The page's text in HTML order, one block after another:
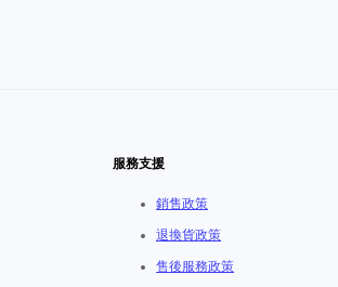
服務支援
銷售政策
退換貨政策
售後服務政策